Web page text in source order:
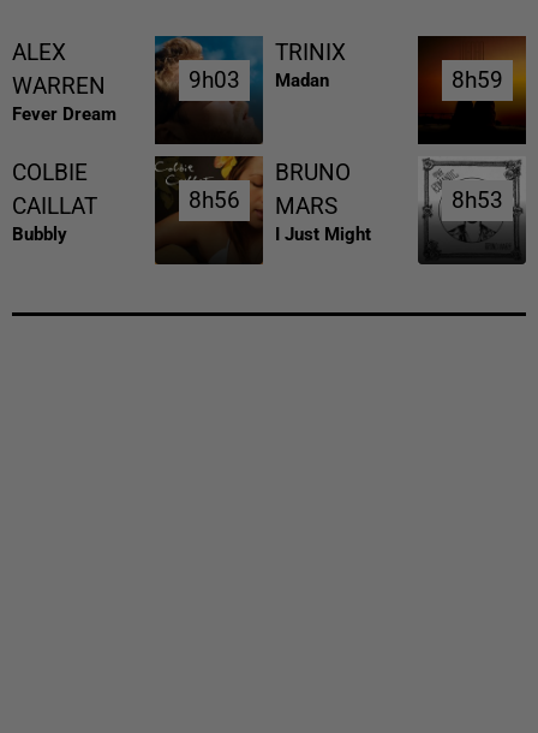
ALEX
WARREN
Fever Dream
9h03
9h03
TRINIX
Madan 8h59
8h59
COLBIE
CAILLAT
Bubbly
8h56
8h56
BRUNO
MARS
I Just Might
8h53
8h53